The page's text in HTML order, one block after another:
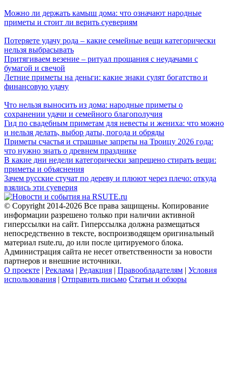
Можно ли держать камыш дома: что означают народные
приметы и стоит ли верить суевериям
Потеряете удачу рода – какие семейные вещи категорически
нельзя выбрасывать
Притягиваем везение – ритуал прощания с неудачами с
бумагой и свечой
Летние приметы на деньги: какие знаки сулят богатство и
финансовую удачу
Что нельзя выносить из дома: народные приметы о
сохранении удачи и семейного благополучия
Гид по свадебным приметам для невесты и жениха: что можно
и нельзя делать, выбор даты, погода и обряды
Приметы счастья и страшные запреты на Троицу 2026 года:
что нужно знать о древнем празднике
В какие дни недели категорически запрещено стирать вещи:
приметы и объяснения
Зачем русские стучат по дереву и плюют через плечо: откуда
взялись эти суеверия
© Copyright 2014-2026 Все права защищены. Копирование
информации разрешено только при наличии активной
гиперссылки на сайт. Гиперссылка должна размещаться
непосредственно в тексте, воспроизводящем оригинальный
материал rsute.ru, до или после цитируемого блока.
Администрация сайта не несет ответственности за новости
партнеров и внешние источники.
О проекте | Реклама | Редакция | Правообладателям | Условия
использования | Отправить письмо Статьи и обзоры